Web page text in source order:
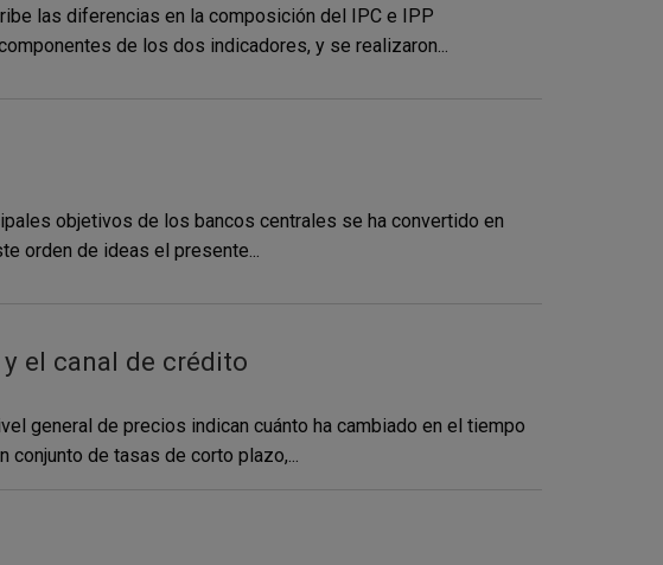
las diferencias en la composición del IPC e IPP
de los dos indicadores, y se realizaron...
objetivos de los bancos centrales se ha convertido en
orden de ideas el presente...
el canal de crédito
general de precios indican cuánto ha cambiado en el tiempo
de tasas de corto plazo,...